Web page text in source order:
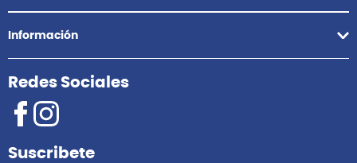
Información
Redes Sociales
Suscribete